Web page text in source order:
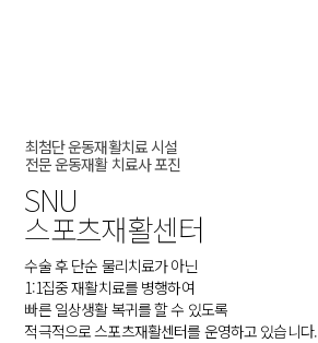
최첨단 운동재활치료 시설
전문 운동재활 치료사 포진
SNU
스포츠재활센터
수술 후 단순 물리치료가 아닌
1:1집중 재활치료를 병행하여
빠른 일상생활 복귀를 할 수 있도록
적극적으로 스포츠재활센터를 운영하고 있습니다.